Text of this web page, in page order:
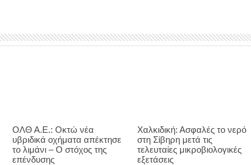
ΟΛΘ Α.Ε.: Οκτώ νέα
υβριδικά οχήματα απέκτησε
το λιμάνι – Ο στόχος της
επένδυσης
Χαλκιδική: Ασφαλές το νερό
στη Σίβηρη μετά τις
τελευταίες μικροβιολογικές
εξετάσεις